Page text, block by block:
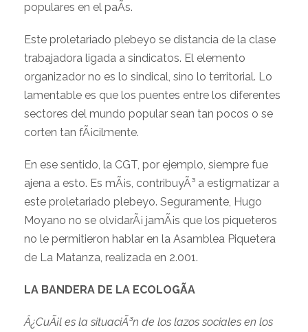
populares en el paÃ­s.
Este proletariado plebeyo se distancia de la clase
trabajadora ligada a sindicatos. El elemento
organizador no es lo sindical, sino lo territorial. Lo
lamentable es que los puentes entre los diferentes
sectores del mundo popular sean tan pocos o se
corten tan fÃ¡cilmente.
En ese sentido, la CGT, por ejemplo, siempre fue
ajena a esto. Es mÃ¡s, contribuyÃ³ a estigmatizar a
este proletariado plebeyo. Seguramente, Hugo
Moyano no se olvidarÃ¡ jamÃ¡s que los piqueteros
no le permitieron hablar en la Asamblea Piquetera
de La Matanza, realizada en 2.001.
LA BANDERA DE LA ECOLOGÃA
Â¿CuÃ¡l es la situaciÃ³n de los lazos sociales en los